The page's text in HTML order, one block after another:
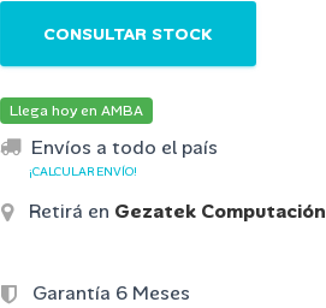
CONSULTAR STOCK
Llega hoy en AMBA
Envíos a todo el país
¡CALCULAR ENVÍO!
Retirá en Gezatek Computación
Garantía 6 Meses